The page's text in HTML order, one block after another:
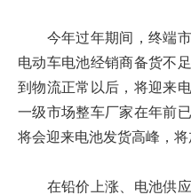
今年过年期间，终端市
电动车电池经销商备货不
到物流正常以后，将迎来
一级市场整车厂家在年前
将会迎来电池发货高峰，将
在铅价上涨、电池供应